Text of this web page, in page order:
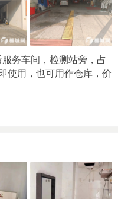
务车间，检测站旁，占
使用，也可用作仓库，价